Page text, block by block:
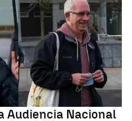
Audiencia Nacional